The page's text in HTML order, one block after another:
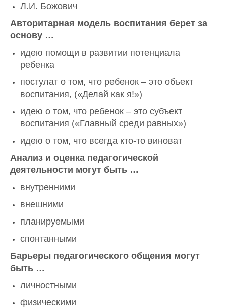
Л.И. Божович
Авторитарная модель воспитания берет за
основу …
идею помощи в развитии потенциала
ребенка
постулат о том, что ребенок – это объект
воспитания, («Делай как я!»)
идею о том, что ребенок – это субъект
воспитания («Главный среди равных»)
идею о том, что всегда кто-то виноват
Анализ и оценка педагогической
деятельности могут быть …
внутренними
внешними
планируемыми
спонтанными
Барьеры педагогического общения могут
быть …
личностными
физическими